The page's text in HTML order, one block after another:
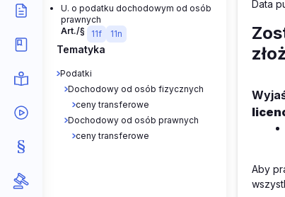
U. o podatku dochodowym od osób
prawnych
Art./§
11f 11n
Tematyka
Podatki
Dochodowy od osób fizycznych
ceny transferowe
Dochodowy od osób prawnych
ceny transferowe
Data
Aby